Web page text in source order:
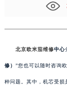
北京欧米茄维修中心
修） ”您也可以随时咨询
种问题。其中，机芯受损